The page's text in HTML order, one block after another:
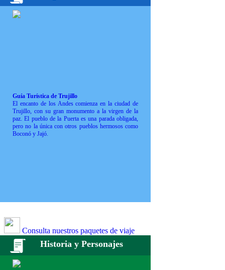
Guía Turística de Trujillo
El encanto de los Andes comienza en la ciudad de
Trujillo, con su gran monumento a la virgen de la
paz. El pueblo de la Puerta es una parada obligada,
pero no la única con otros pueblos hermosos como
Boconó y Jajó.
Consulta nuestros paquetes de viaje
Historia y Personajes